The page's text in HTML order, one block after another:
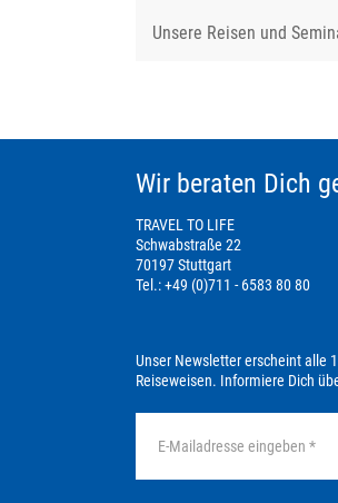
Unsere Reisen und
Wir beraten Dich
TRAVEL TO LIFE
Schwabstraße 22
70197 Stuttgart
Tel.: +49 (0)711 - 6583 80 80
Unser Newsletter erscheint alle
Reiseweisen. Informiere Dich